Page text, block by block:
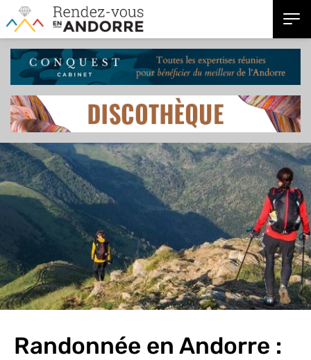
Randonnée en Andorre :